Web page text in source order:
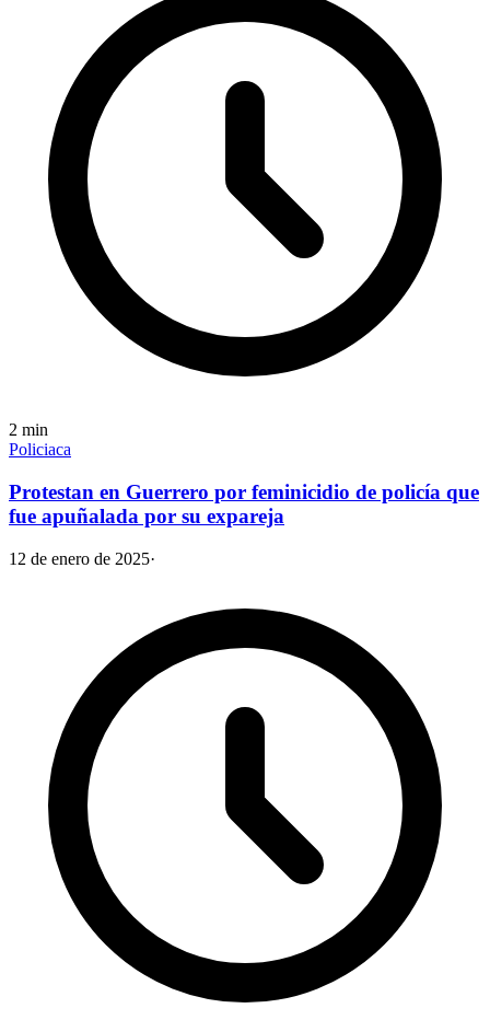
2 min
Policiaca
Protestan en Guerrero por feminicidio de policía que
fue apuñalada por su expareja
12 de enero de 2025·